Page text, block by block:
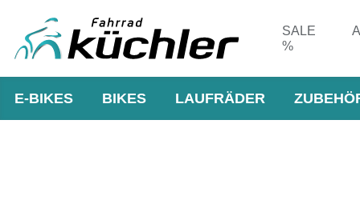
SALE
%
E-BIKES BIKES LAUFRÄDER